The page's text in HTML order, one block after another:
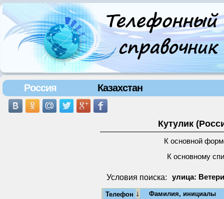
Россия Казахстан
Кутулик
К основной
К основному
Условия поиска: улица:
Телефон ↓ Фамилия, инициалы